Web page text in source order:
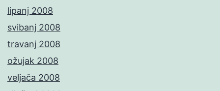
lipanj 2008
svibanj 2008
travanj 2008
ožujak 2008
veljača 2008